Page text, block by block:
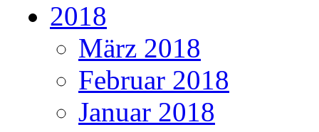
2018
März 2018
Februar 2018
Januar 2018